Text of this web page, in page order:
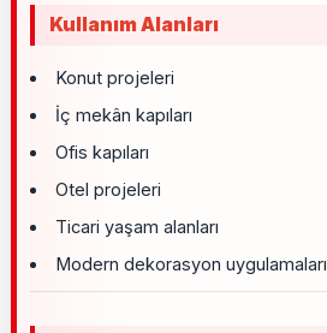
Kullanım Alanları
Konut projeleri
İç mekân kapıları
Ofis kapıları
Otel projeleri
Ticari yaşam alanları
Modern dekorasyon uygulamaları